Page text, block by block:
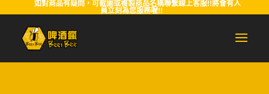
如對商品有疑問，可截圖或複製商品名稱聯繫線上客服!!將會有人
員立刻為您服務喔!!